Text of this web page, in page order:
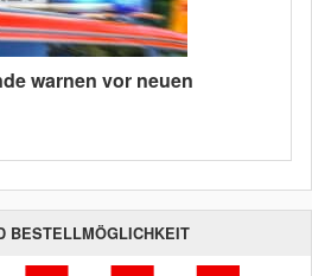
warnen vor neuen
BESTELLMÖGLICHKEIT